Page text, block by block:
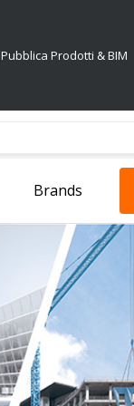
Pubblica Prodotti & BIM
Brands